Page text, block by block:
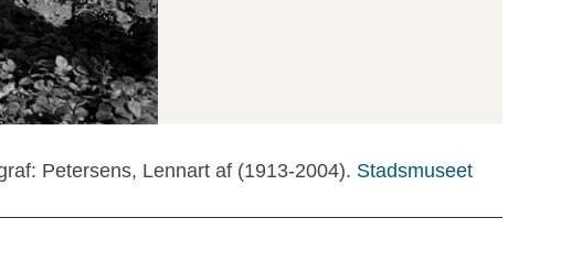
Petersens, Lennart af (1913-2004). Stadsmuseet